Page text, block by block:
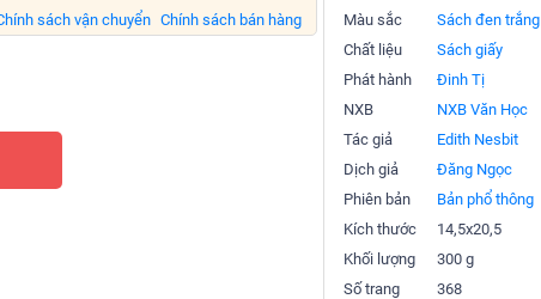
Chính sách bán hàng
sách vận chuyển
Màu sắc
Sách đen trắng
Chất liệu
Sách giấy
Phát hành
Đinh Tị
NXB
NXB Văn Học
Tác giả
Edith Nesbit
Dịch giả
Đăng Ngọc
Phiên bản
Bản phổ thông
Kích thước
14,5x20,5
Khối lượng
300 g
Số trang
368